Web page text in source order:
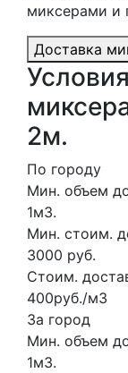
миксерами и
Доставка
2м.
По городу
Мин. объем
1м3.
Мин. стоим.
3000 руб.
Стоим.
400руб./м3
За город
Мин. объем
1м3.